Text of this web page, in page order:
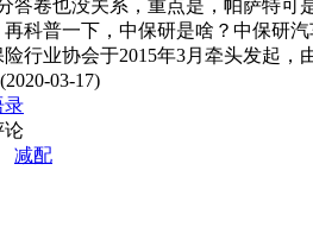
答卷也没关系，重点是，帕萨特可
科普一下，中保研是啥？中保研汽
行业协会于2015年3月牵头发起，
03-17)
录
论
减配